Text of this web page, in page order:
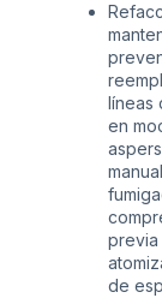
líneas
en
manual,
previa
de